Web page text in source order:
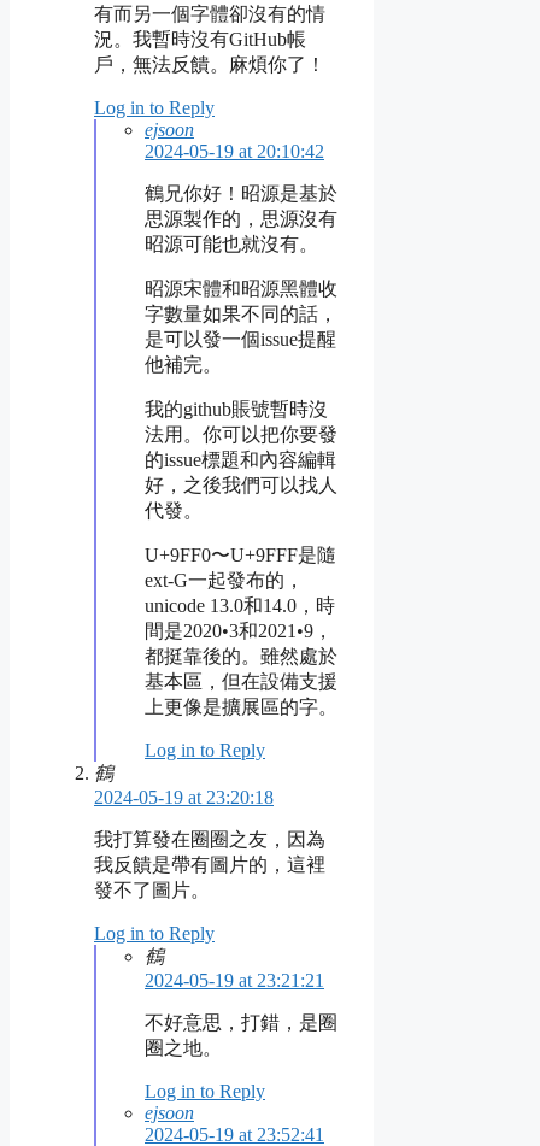
有而另一個字體卻沒有的情
況。我暫時沒有GitHub帳
戶，無法反饋。麻煩你了！
Log in to Reply
ejsoon
2024-05-19 at 20:10:42
鶴兄你好！昭源是基於
思源製作的，思源沒有
昭源可能也就沒有。
昭源宋體和昭源黑體收
字數量如果不同的話，
是可以發一個issue提醒
他補完。
我的github賬號暫時沒
法用。你可以把你要發
的issue標題和內容編輯
好，之後我們可以找人
代發。
U+9FF0〜U+9FFF是隨
ext-G一起發布的，
unicode 13.0和14.0，時
間是2020•3和2021•9，
都挺靠後的。雖然處於
基本區，但在設備支援
上更像是擴展區的字。
Log in to Reply
鶴
2024-05-19 at 23:20:18
我打算發在圈圈之友，因為
我反饋是帶有圖片的，這裡
發不了圖片。
Log in to Reply
鶴
2024-05-19 at 23:21:21
不好意思，打錯，是圈
圈之地。
Log in to Reply
ejsoon
2024-05-19 at 23:52:41